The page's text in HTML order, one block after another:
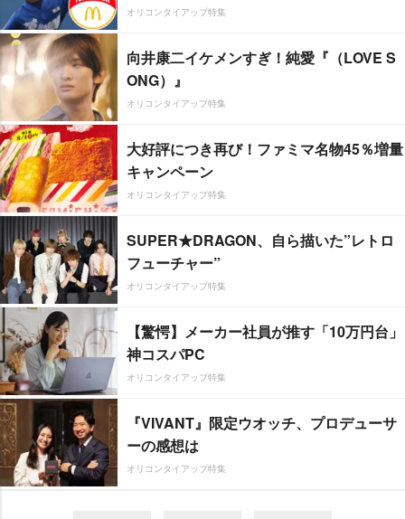
オリコンタイアップ特集
向井康二イケメンすぎ！純愛『（LOVE S
ONG）』
オリコンタイアップ特集
大好評につき再び！ファミマ名物45％増量
キャンペーン
オリコンタイアップ特集
SUPER★DRAGON、自ら描いた”レトロ
フューチャー”
オリコンタイアップ特集
【驚愕】メーカー社員が推す「10万円台」
神コスパPC
オリコンタイアップ特集
『VIVANT』限定ウオッチ、プロデューサ
ーの感想は
オリコンタイアップ特集